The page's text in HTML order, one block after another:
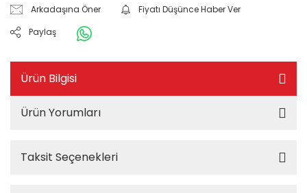
Arkadaşına Öner
Fiyatı Düşünce Haber Ver
Paylaş
Ürün Bilgisi
Ürün Yorumları
Taksit Seçenekleri